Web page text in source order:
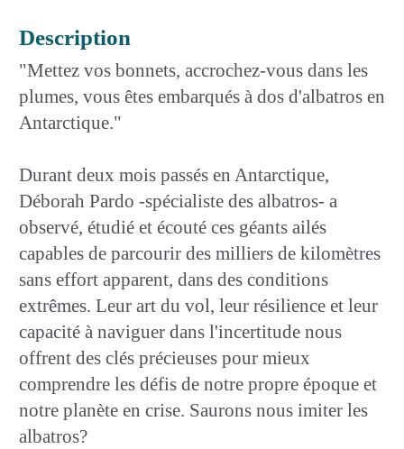
Description
"Mettez vos bonnets, accrochez-vous dans les
plumes, vous êtes embarqués à dos d'albatros en
Antarctique."
Durant deux mois passés en Antarctique,
Déborah Pardo -spécialiste des albatros- a
observé, étudié et écouté ces géants ailés
capables de parcourir des milliers de kilomètres
sans effort apparent, dans des conditions
extrêmes. Leur art du vol, leur résilience et leur
capacité à naviguer dans l'incertitude nous
offrent des clés précieuses pour mieux
comprendre les défis de notre propre époque et
notre planète en crise. Saurons nous imiter les
albatros?